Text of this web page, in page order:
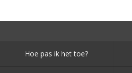
Hoe pas ik het toe?